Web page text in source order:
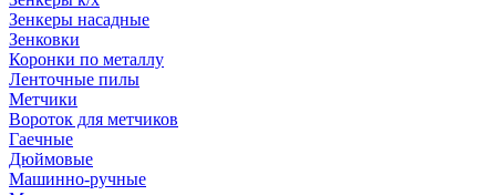
Зенкеры насадные
Зенковки
Коронки по металлу
Ленточные пилы
Метчики
Вороток для метчиков
Гаечные
Дюймовые
Машинно-ручные